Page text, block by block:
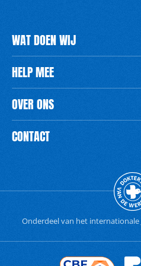
WAT DOEN WIJ
HELP MEE
OVER ONS
CONTACT
Onderdeel van het internationale